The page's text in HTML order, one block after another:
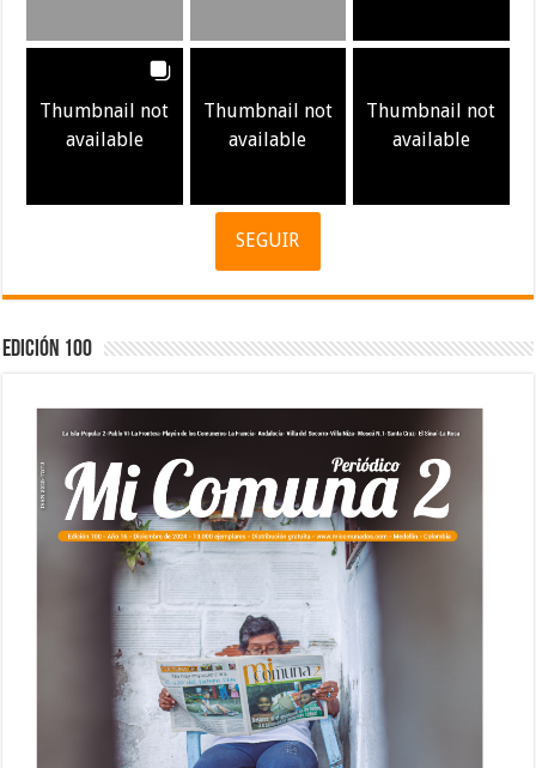
Thumbnail not
available
Thumbnail not
available
Thumbnail not
available
SEGUIR
Edición 100